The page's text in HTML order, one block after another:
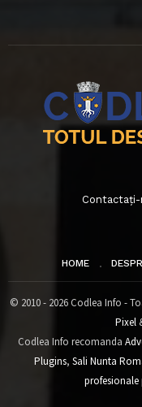
Contactați-
HOME
© 2010 - 2026 Codlea Info -
Pixel
Codlea Info recomanda
Plugins, Sali Nunta
profesionale